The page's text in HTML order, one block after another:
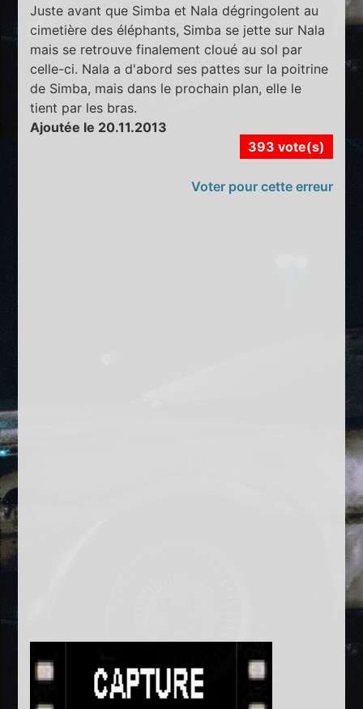
Juste avant que Simba et Nala dégringolent au
cimetière des éléphants, Simba se jette sur Nala
mais se retrouve finalement cloué au sol par
celle-ci. Nala a d'abord ses pattes sur la poitrine
de Simba, mais dans le prochain plan, elle le
tient par les bras.
Ajoutée le 20.11.2013
393 vote(s)
Voter pour cette erreur